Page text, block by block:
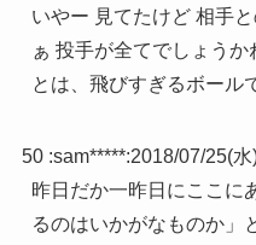
いやー 見てたけど 相手
ぁ 投手が全てでしょう
とは、飛びすぎるボール
50 :sam*****:2018/07/25(
昨日だか一昨日にここに
るのはいかがなものか」